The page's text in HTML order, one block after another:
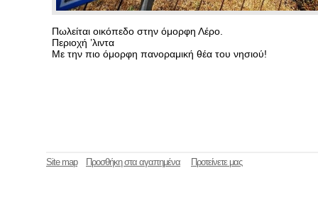
Πωλείται οικόπεδο στην όμορφη Λέρο.
Περιοχή ’λιντα
Με την πιο όμορφη πανοραμική θέα του νησιού!
Site map Προσθήκη στα αγαπημένα Προτείνετε μας